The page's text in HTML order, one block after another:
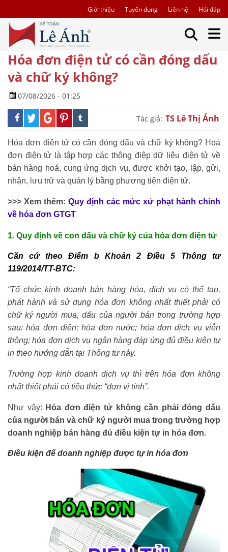
Giới thiệu Tuyển dụng Liên hệ Hỏi đáp
Hóa đơn điện tử có cần đóng dấu
và chữ ký không?
07/08/2026 - 01:25
Tác giả: TS Lê Thị Ánh
Hóa đơn điện tử có cần đóng dấu và chữ ký không? Hoá
đơn điện tử là tập hợp các thông điệp dữ liệu điện tử về
bán hàng hoá, cung ứng dịch vụ, được khởi tạo, lập, gửi,
nhận, lưu trữ và quản lý bằng phương tiện điện tử.
>>> Xem thêm: Quy định các mức xử phạt hành chính
về hóa đơn GTGT
1. Quy định về con dấu và chữ ký của hóa đơn điện tử
Căn cứ theo Điểm b Khoản 2 Điều 5 Thông tư
119/2014/TT-BTC:
“Tổ chức kinh doanh bán hàng hóa, dịch vụ có thể tạo,
phát hành và sử dụng hóa đơn không nhất thiết phải có
chữ ký người mua, dấu của người bán trong trường hợp
sau: hóa đơn điện; hóa đơn nước; hóa đơn dịch vụ viễn
thông; hóa đơn dịch vụ ngân hàng đáp ứng đủ điều kiện tự
in theo hướng dẫn tại Thông tư này.
Trường hợp kinh doanh dịch vụ thì trên hóa đơn không
nhất thiết phải có tiêu thức “đơn vị tính”.
Như vậy: Hóa đơn điện tử không cần phải đóng dấu
của người bán và chữ ký người mua trong trường hợp
doanh nghiệp bán hàng đủ điều kiện tự in hóa đơn.
Điều kiện để doanh nghiệp được tự in hóa đơn